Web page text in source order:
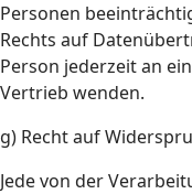
Personen
Rechts auf
Person jederzeit an
Vertrieb wenden.
g) Recht auf
Jede von der